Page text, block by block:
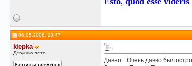
06.05.2006, 23:47
klepka
Девушка-лето
Давно... Очень давно был